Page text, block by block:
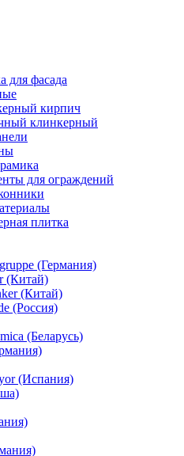
для фасада
кирпич
клинкерный
для ограждений
плитка
(Германия)
(Китай)
(Китай)
(Россия)
(Беларусь)
(Испания)